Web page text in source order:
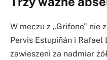
W meczu z „Grifone” nie
Pervis Estupiñán i
zawieszeni za nadmiar